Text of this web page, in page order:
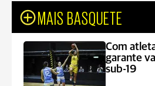
MAIS BASQUETE
Com
garante
sub-19